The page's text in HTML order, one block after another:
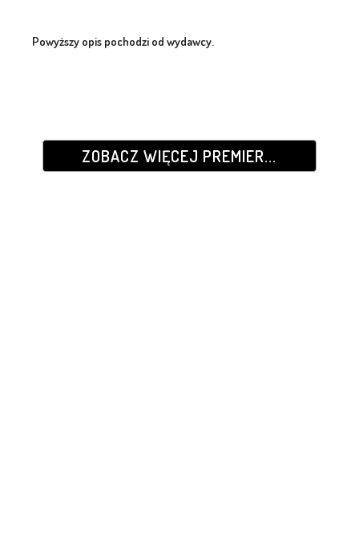
Powyższy opis pochodzi od wydawcy.
ZOBACZ WIĘCEJ PREMIER...